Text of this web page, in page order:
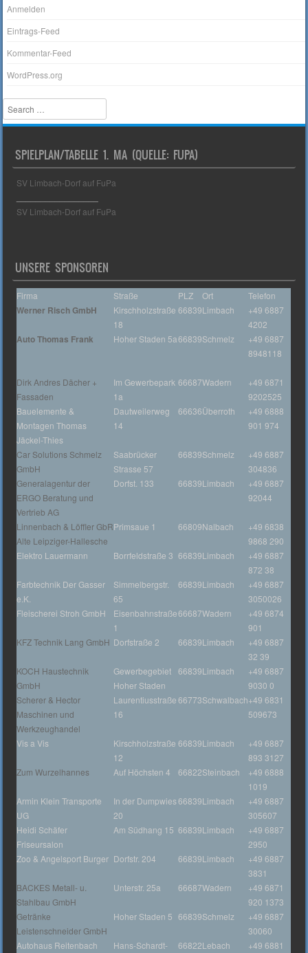
Anmelden
Eintrags-Feed
Kommentar-Feed
WordPress.org
Search
SPIELPLAN/TABELLE 1. MA (QUELLE: FUPA)
SV Limbach-Dorf auf FuPa
SV Limbach-Dorf auf FuPa
UNSERE SPONSOREN
Firma Straße PLZ Ort Telefon
Werner Risch GmbH
Kirschholzstraße
18
66839Limbach
+49 6887
4202
Auto Thomas Frank Hoher Staden 5a66839Schmelz
+49 6887
8948118
Dirk Andres Dächer +
Fassaden
Im Gewerbepark
1a
66687Wadern
+49 6871
9202525
Bauelemente &
Montagen Thomas
Jäckel-Thies
Dautweilerweg
14
66636Überroth
+49 6888
901 974
Car Solutions Schmelz
GmbH
Saabrücker
Strasse 57
66839Schmelz
+49 6887
304836
Generalagentur der
ERGO Beratung und
Vertrieb AG
Dorfst. 133 66839Limbach
+49 6887
92044
Linnenbach & Löffler GbR
Alte Leipziger-Hallesche
Primsaue 1 66809Nalbach
+49 6838
9868 290
Elektro Lauermann
Borrfeldstraße 3 66839Limbach
+49 6887
872 38
Farbtechnik Der Gasser
e.K.
Simmelbergstr.
65
66839Limbach
+49 6887
3050026
Fleischerei Stroh GmbH
Eisenbahnstraße
1
66687Wadern
+49 6874
901
KFZ Technik Lang GmbH Dorfstraße 2 66839Limbach
+49 6887
32 39
KOCH Haustechnik
GmbH
Gewerbegebiet
Hoher Staden
66839Limbach
+49 6887
9030 0
Scherer & Hector
Maschinen und
Werkzeughandel
Laurentiusstraße
16
66773Schwalbach+49 6831
509673
Vis a Vis
Kirschholzstraße
12
66839Limbach
+49 6887
893 3127
Zum Wurzelhannes
Auf Höchsten 4 66822Steinbach
+49 6888
1019
Armin Klein Transporte
UG
In der Dumpwies
20
66839Limbach
+49 6887
305607
Heidi Schäfer
Friseursalon
Am Südhang 15 66839Limbach
+49 6887
2950
Zoo & Angelsport Burger Dorfstr. 204 66839Limbach
+49 6887
3831
BACKES Metall- u.
Stahlbau GmbH
Unterstr. 25a 66687Wadern
+49 6871
920 1373
Getränke
Leistenschneider GmbH
Hoher Staden 5 66839Schmelz
+49 6887
30060
Autohaus Reitenbach
Hans-Schardt-
66822Lebach
+49 6881